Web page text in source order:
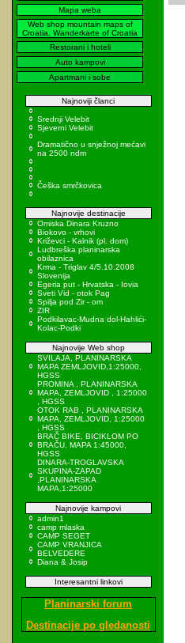
Mapa weba
Web shop mountain maps of
Croatia, Wanderkarte of Croatia
Restorani i hoteli
Auto kampovi
Apartmani i sobe
Najnoviji članci
Srednji Velebit
Sjeverni Velebit
Dramatično u snježnoj mećavi
na 2500 ndm
Češka smrčkovica
Najnovije destinacije
Omiska Dinara Kruzno
Biokovo - vrhovi
Križevci - Kalnik (pl. dom)
Ludbreška planinarska
obilaznica
Krma - Triglav 4/5.10.2008
Slovenija
Egeria put - Hrvatska - Iovia
Sveti Vid - otok Pag
Spilja pod Zir - om
ZIR
Podkilavac-Mudna dol-Hahlići-
Kolac-Podki
Najnovije Web shop
SVILAJA, PLANINARSKA
MAPA ZEMLJOVID,1:25000,
HGSS
PROMINA , PLANINARSKA
MAPA, ZEMLJOVID , 1:25000
, HGSS
OTOK RAB , PLANINARSKA
MAPA, ZEMLJOVID, 1:25000
, HGSS
BRAČ BIKE, BICIKLOM PO
BRAČU, MAPA 1:45000,
HGSS
DINARA-TROGLAVSKA
SKUPINA-ZAPAD
,PLANINARSKA
MAPA,1:25000
Najnovije kampovi
admin1
camp mlaska
CAMP SEGET
CAMP VRANJICA
BELVEDERE
Diana & Josip
Interesantni linkovi
Planinarski forum
Destinacije po gledanosti